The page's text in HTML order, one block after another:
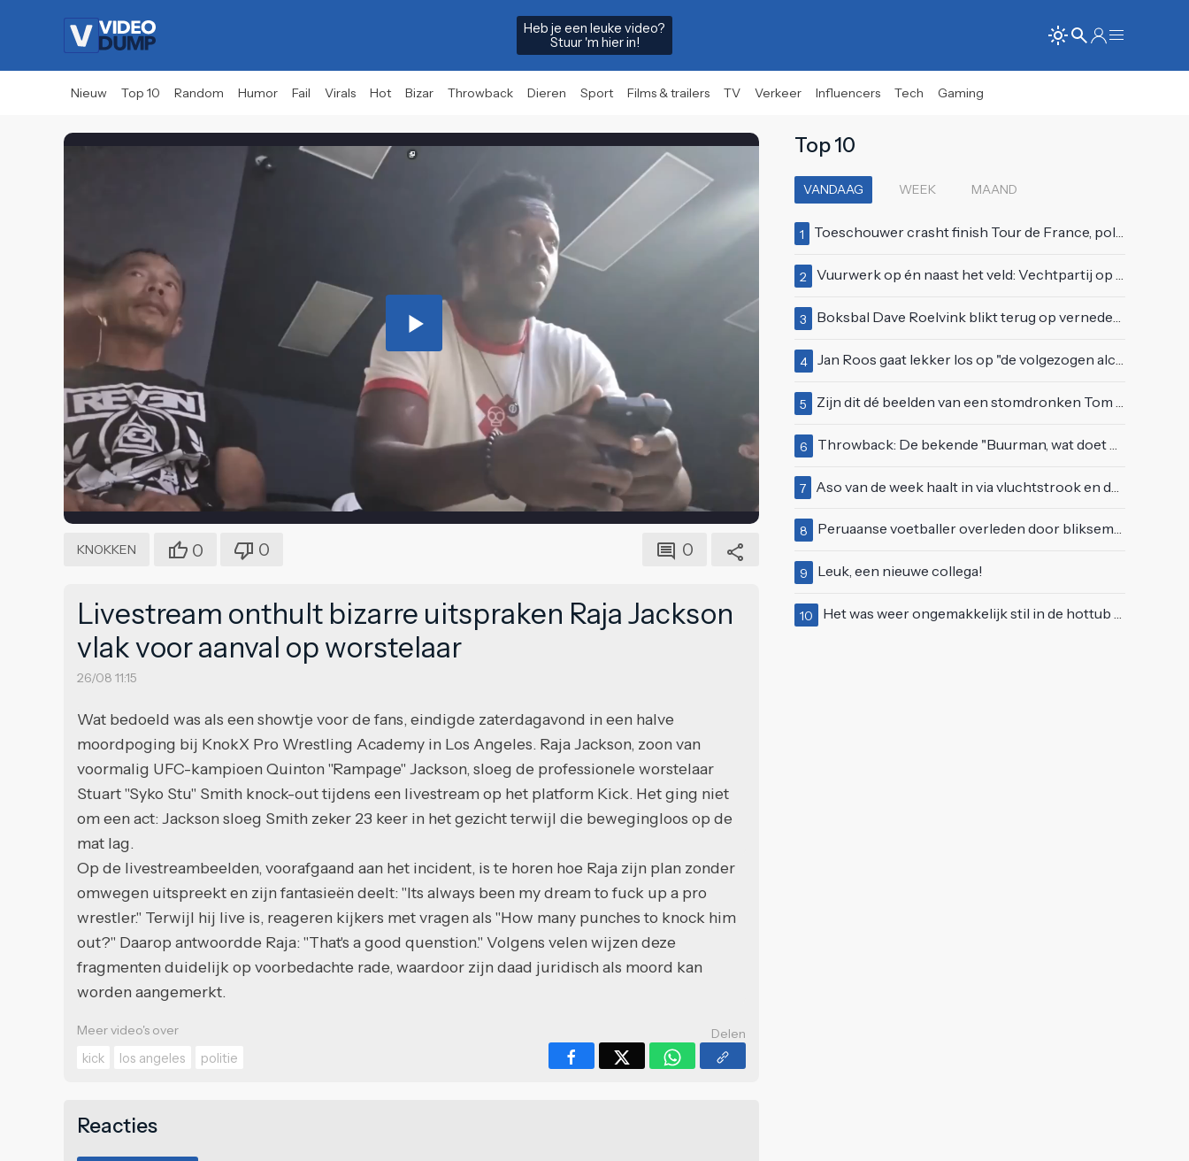
Heb je een leuke video?
Stuur 'm hier in!
Nieuw Top 10 Random Humor Fail Virals Hot Bizar Throwback Dieren Sport Films & trailers TV Verkeer Influencers Tech Gaming
Play
Video
KNOKKEN 0 0 0
Livestream onthult bizarre uitspraken Raja Jackson
vlak voor aanval op worstelaar
26/08 11:15
Wat bedoeld was als een showtje voor de fans, eindigde zaterdagavond in een halve
moordpoging bij KnokX Pro Wrestling Academy in Los Angeles. Raja Jackson, zoon van
voormalig UFC-kampioen Quinton "Rampage" Jackson, sloeg de professionele worstelaar
Stuart "Syko Stu" Smith knock-out tijdens een livestream op het platform Kick. Het ging niet
om een act: Jackson sloeg Smith zeker 23 keer in het gezicht terwijl die bewegingloos op de
mat lag.
Op de livestreambeelden, voorafgaand aan het incident, is te horen hoe Raja zijn plan zonder
omwegen uitspreekt en zijn fantasieën deelt: "Its always been my dream to fuck up a pro
wrestler." Terwijl hij live is, reageren kijkers met vragen als "How many punches to knock him
out?" Daarop antwoordde Raja: "That's a good quenstion." Volgens velen wijzen deze
fragmenten duidelijk op voorbedachte rade, waardoor zijn daad juridisch als moord kan
worden aangemerkt.
Meer video's over
kick
los angeles politie
Delen
Reacties
Top 10
VANDAAG WEEK MAAND
1 Toeschouwer crasht finish Tour de France, politie deelt bodycheck uit
2 Vuurwerk op én naast het veld: Vechtpartij op Ajax-tribune tussen supporters en stewards
3 Boksbal Dave Roelvink blikt terug op vernedering na z'n gevecht met Melvin Manhoef
4 Jan Roos gaat lekker los op "de volgezogen alcoholspons" Robert Jensen
5 Zijn dit dé beelden van een stomdronken Tom Waes vlak voordat hij in z'n auto stapte?
6 Throwback: De bekende "Buurman, wat doet u nu?"-scène uit Flodder met Tatjana Šimić
7 Aso van de week haalt in via vluchtstrook en deelt gevaarlijke brake check uit
8 Peruaanse voetballer overleden door blikseminslag tijdens wedstrijd, vijf anderen gewond
9 Leuk, een nieuwe collega!
10 Het was weer ongemakkelijk stil in de hottub van Lang Leve de Liefde